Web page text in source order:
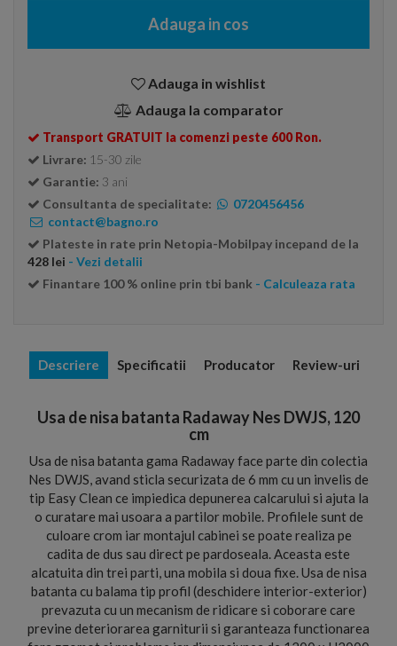
Adauga in cos
Adauga in wishlist
Adauga la comparator
Transport GRATUIT la comenzi peste 600 Ron.
Livrare: 15-30 zile
Garantie: 3 ani
Consultanta de specialitate:
0720456456
contact@bagno.ro
Plateste in rate prin Netopia-Mobilpay incepand de la
428 lei - Vezi detalii
Finantare 100 % online prin tbi bank - Calculeaza rata
Descriere Specificatii Producator Review-uri
Usa de nisa batanta Radaway Nes DWJS, 120
cm
Usa de nisa batanta gama Radaway face parte din colectia
Nes DWJS, avand sticla securizata de 6 mm cu un invelis de
tip Easy Clean ce impiedica depunerea calcarului si ajuta la
o curatare mai usoara a partilor mobile. Profilele sunt de
culoare crom iar montajul cabinei se poate realiza pe
cadita de dus sau direct pe pardoseala. Aceasta este
alcatuita din trei parti, una mobila si doua fixe. Usa de nisa
batanta cu balama tip profil (deschidere interior-exterior)
prevazuta cu un mecanism de ridicare si coborare care
previne deteriorarea garniturii si garanteaza functionarea